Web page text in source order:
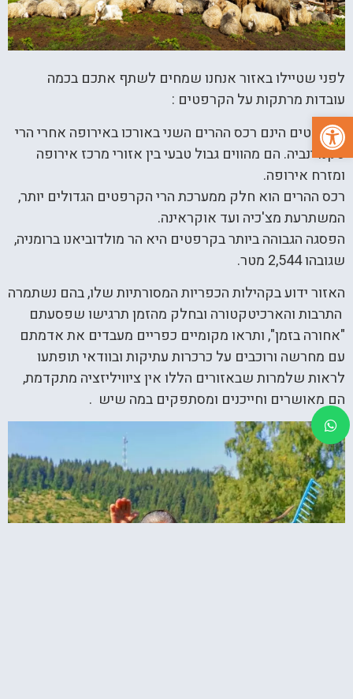
לפני שטיילו באזור אנחנו שמחים לשתף אתכם בכמה
עובדות מרתקות על הקרפטים :
הקרפטים הינם רכס ההרים השני באורכו באירופה אחרי הרי
סקנדינביה. הם מהווים גבול טבעי בין אזורי מרכז אירופה
ומזרח אירופה.
רכס ההרים הוא חלק ממערכת הרי הקרפטים הגדולים יותר,
המשתרעת מצ'כיה ועד אוקראינה.
הפסגה הגבוהה ביותר בקרפטים היא הר מולדוביאנו ברומניה,
שגובהו 2,544 מטר.
האזור ידוע בקהילות הכפריות המסורתיות שלו, בהם נשתמרה
התרבות והארכיטקטורה ובחלק מהזמן תרגישו שפסעתם
"אחורה בזמן", ותראו מקומיים כפריים מעבדים את אדמתם
עם מחרשה ורוכבים על כרכרות עתיקות ובוודאי תופתעו
לראות שלמרות שבאזורים הללו אין ציוויליזציה מתקדמת,
הם מאושרים וחייכנים ומסתפקים במה שיש .
פתח סרגל נגישות